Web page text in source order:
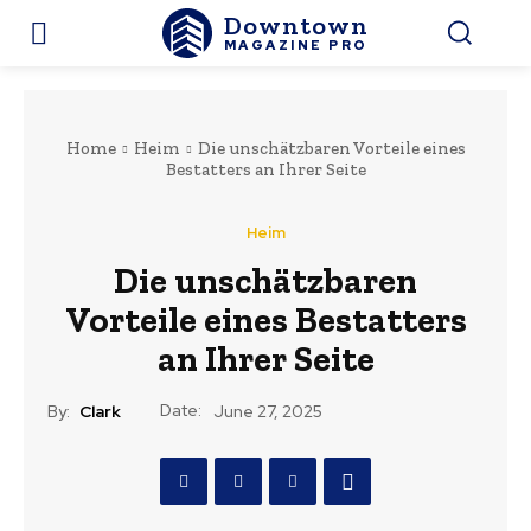
Downtown
MAGAZINE PRO
Home Heim
Die unschätzbaren Vorteile eines
Bestatters an Ihrer Seite
Heim
Die unschätzbaren
Vorteile eines Bestatters
an Ihrer Seite
By: Clark Date: June 27, 2025